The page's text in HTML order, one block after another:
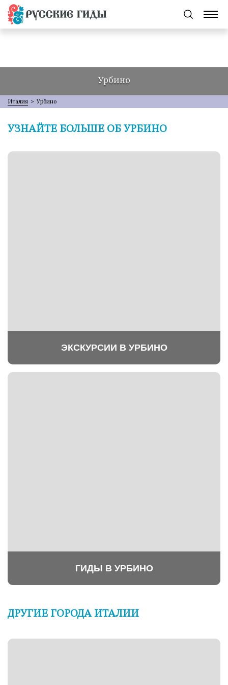
Урбино
Италия > Урбино
УЗНАЙТЕ БОЛЬШЕ ОБ УРБИНО
ЭКСКУРСИИ В УРБИНО
ГИДЫ В УРБИНО
ДРУГИЕ ГОРОДА ИТАЛИИ